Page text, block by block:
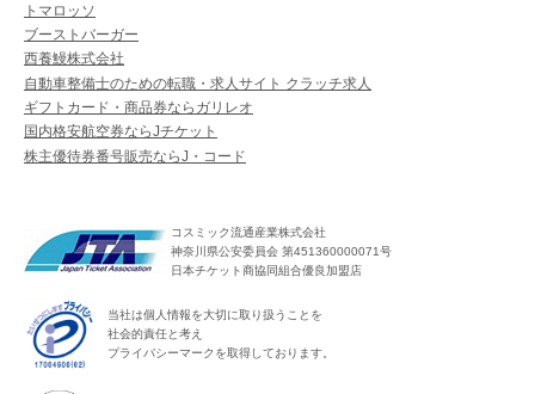
トマロッソ
ブーストバーガー
西養鰻株式会社
自動車整備士のための転職・求人サイト クラッチ求人
ギフトカード・商品券ならガリレオ
国内格安航空券ならJチケット
株主優待券番号販売ならJ・コード
コスミック流通産業株式会社
神奈川県公安委員会 第451360000071号
日本チケット商協同組合優良加盟店
当社は個人情報を大切に取り扱うことを
社会的責任と考え
プライバシーマークを取得しております。